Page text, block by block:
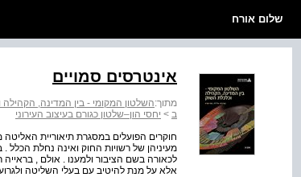
שלום אורח
אינטרסים סמויים
מתוך:השלטון המקומי - בין המדינה,
ב > יחסי הון–שלטון כגורם בעיצוב העירוני
חוקרים הפועלים במסגרת תיאוריית
מעיניהן של רשויות החוק ואינה נחלת הכלל .
לכאורה בשם הציבור ולמענו . אולם ,
אלא על מנת להיטיב עם בעלי השליטה